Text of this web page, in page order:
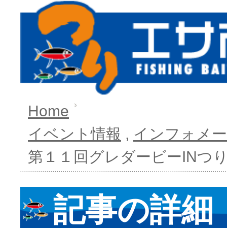
Home
イベント情報 , インフォメ
第１１回グレダービーINつ
記事の詳細